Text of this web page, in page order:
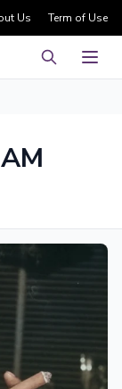
Us Term of Use
Pencarian